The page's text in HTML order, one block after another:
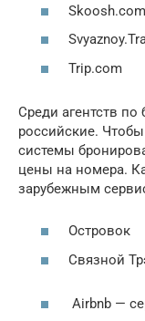
Skoosh.com
Trip.com
Среди агентств
российские.
системы
цены на номера.
зарубежным
Островок
Связной
Airbnb —